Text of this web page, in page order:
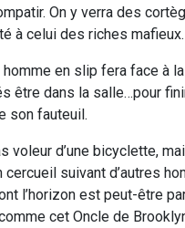
On y verra des
à celui des riches mafieux.
en slip fera face à
être dans la salle…pour
son fauteuil.
voleur d’une bicyclette,
suivant d’autres
l’horizon est peut-être
cet Oncle de